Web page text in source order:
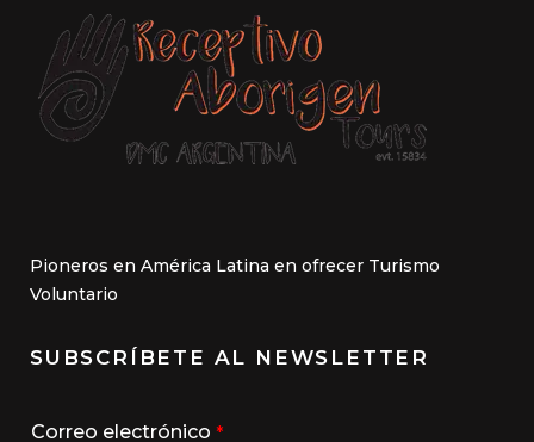
Pioneros en América Latina en ofrecer Turismo
Voluntario
SUBSCRÍBETE AL NEWSLETTER
Correo electrónico *